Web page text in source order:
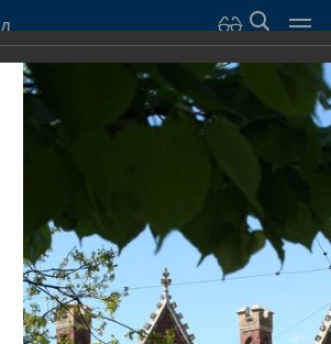
Город Фотогалерея
›
и городские ворота
сооружения и городские ворота